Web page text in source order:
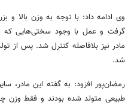
وی ادامه داد: با توجه به وزن بالا و
گرفت و عمل با وجود سختی‌هایی که
شد.
رمضان‌پور افزود: به گفته این مادر،